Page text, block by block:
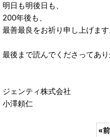
明日も明後日も、
200年後も、
最善最良をお祈り申し上げます
最後まで読んでくださってあり
ジェンティ株式会社
小澤頼仁
«前